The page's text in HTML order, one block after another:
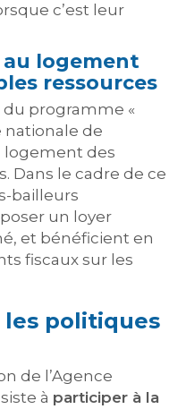
c’est leur
au logement
ressources
du programme «
nationale de
logement des
Dans le cadre de ce
bailleurs
un loyer
et bénéficient en
fiscaux sur les
politiques
de l’Agence
à participer à la